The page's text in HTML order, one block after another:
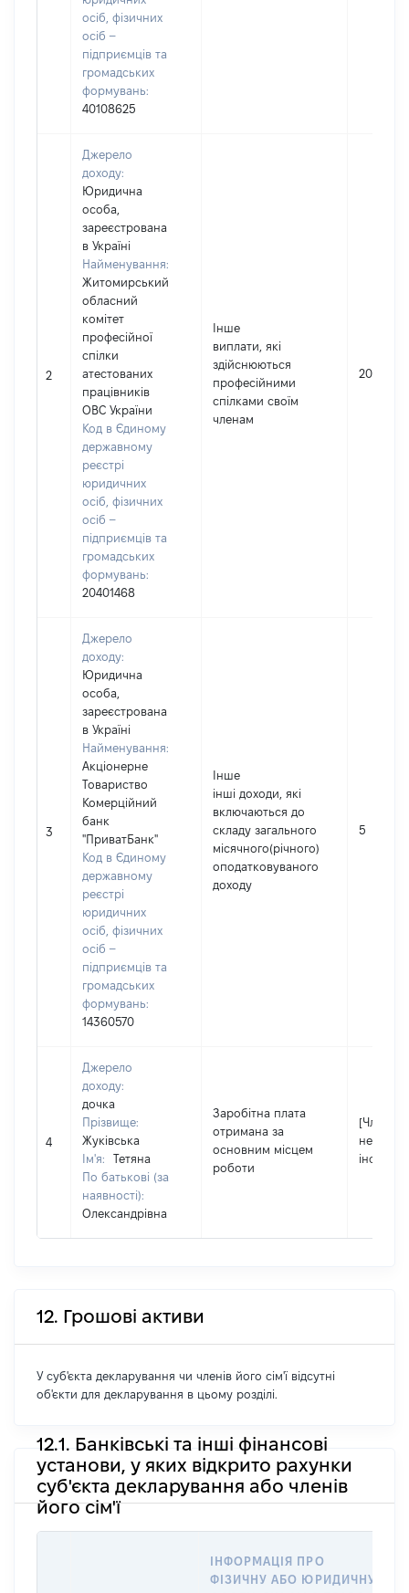
осіб, фізичних
осіб –
підприємців та
громадських
формувань:
40108625
2
Джерело
доходу:
Юридична
особа,
зареєстрована
в Україні
Найменування:
Житомирський
обласний
комітет
професійної
спілки
атестованих
працівників
ОВС України
Код в Єдиному
державному
реєстрі
юридичних
осіб, фізичних
осіб –
підприємців та
громадських
формувань:
20401468
Інше
виплати, які
здійснюються
професійними
спілками своїм
членам
2000
3
Джерело
доходу:
Юридична
особа,
зареєстрована
в Україні
Найменування:
Акціонерне
Товариство
Комерційний
банк
"ПриватБанк"
Код в Єдиному
державному
реєстрі
юридичних
осіб, фізичних
осіб –
підприємців та
громадських
формувань:
14360570
Інше
інші доходи, які
включаються до
складу загального
місячного(річного)
оподатковуваного
доходу
5
4
Джерело
доходу:
дочка
Прізвище:
Жуківська
Ім'я:
Тетяна
По батькові (за
наявності):
Олександрівна
Заробітна плата
отримана за
основним місцем
роботи
[Член
не надав
12. Грошові активи
У суб'єкта декларування чи членів його сім'ї відсутні
об'єкти для декларування в цьому розділі.
12.1. Банківські та інші фінансові
установи, у яких відкрито рахунки
суб'єкта декларування або членів
його сім'ї
ІНФОРМАЦІЯ ПРО
ФІЗИЧНУ АБО ЮРИДИЧНУ